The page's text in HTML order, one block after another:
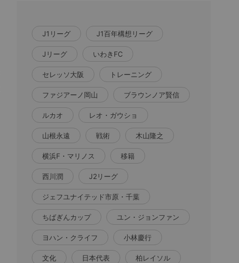
J1リーグ J1百年構想リーグ
Jリーグ いわきFC
セレッソ大阪 トレーニング
ファジアーノ岡山 ブラウンノア賢信
ルカオ レオ・ガウショ
山根永遠 戦術 木山隆之
横浜F・マリノス 移籍
西川潤 J2リーグ
ジェフユナイテッド市原・千葉
ちばぎんカップ ユン・ジョンファン
ヨハン・クライフ 小林慶行
文化 日本代表 柏レイソル